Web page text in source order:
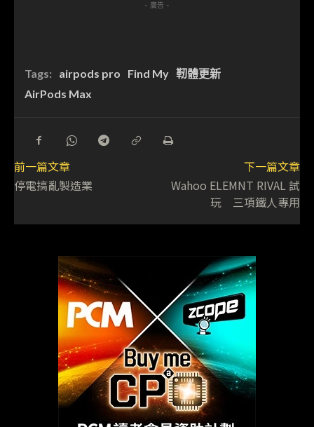
- 廣告 -
Tags: airpods pro Find My 靭體更新
AirPods Max
前一篇文章
停電搞亂製造業
下一篇文章
Wahoo ELEMNT RIVAL 試
玩 三項鐵人專用